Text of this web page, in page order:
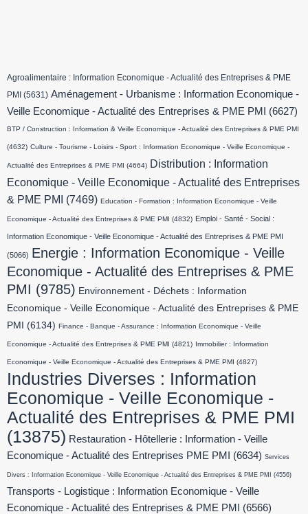
Agroalimentaire : Information Economique - Actualité des Entreprises & PME
PMI (5631) Aménagement - Urbanisme : Information Economique -
Veille Economique - Actualité des Entreprises & PME PMI
(6627)
BTP / Construction : Information & Veille Economique - Actualité des Entreprises & PME PMI
(4632) Culture - Tourisme - Loisirs - Sport : Information Economique - Veille Economique -
Actualité des Entreprises & PME PMI (4664) Distribution : Information
Economique - Veille Economique - Actualité des Entreprises
& PME PMI
(7469) Education - Formation : Information Economique - Veille
Economique - Actualité des Entreprises & PME PMI (4832) Emploi - Santé - Social :
Information Economique - Veille Economique - Actualité des Entreprises & PME PMI
(5066) Energie : Information Economique - Veille
Economique - Actualité des Entreprises & PME
PMI (9785) Environnement - Déchets : Information
Economique - Veille Economique - Actualité des Entreprises & PME
PMI
(6134) Finance - Banque - Assurance : Information Economique - Veille
Economique - Actualité des Entreprises & PME PMI (4821) Immobilier : Information
Economique - Veille Economique - Actualité des Entreprises & PME PMI (4827)
Industries Diverses : Information
Economique - Veille Economique -
Actualité des Entreprises & PME PMI
(13875) Restauration - Hôtellerie : Information - Veille
Economique - Actualité des Entreprises PME PMI
(6634) Services
Divers : Information Economique - Veille Economique - Actualité des Entreprises & PME PMI (4556)
Transports - Logistique : Information Economique - Veille
Economique - Actualité des Entreprises & PME PMI
(6566)